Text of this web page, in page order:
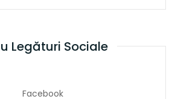
Legături Sociale
Facebook